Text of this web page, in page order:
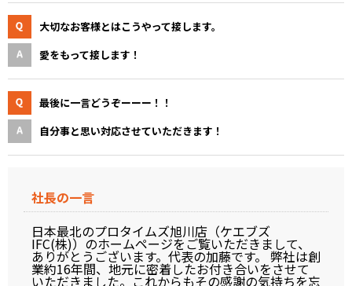
大切なお客様とはこうやって接します。
愛をもって接します！
最後に一言どうぞーーー！！
自分事と思い対応させていただきます！
社長の一言
日本最北のプロタイムズ旭川店（ケエブズ
IFC(株)）のホームページをご覧いただきまして、
ありがとうございます。代表の加藤です。 弊社は創
業約16年間、地元に密着したお付き合いをさせて
いただきました。これからもその感謝の気持ちを忘